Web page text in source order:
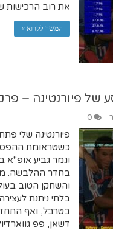
את רוב הרכישות
המשך לקרוא »
פיורנטינה – פרק
0
כשטראומת
בחדר ההלבשה.
והשחקן הטוב
בלתי ניתנת
בטרבל, ואף
דשאן, פפ